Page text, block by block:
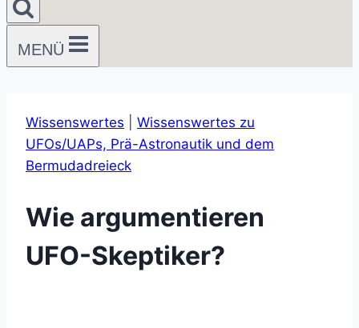
MENÜ
Wissenswertes
Wissenswertes zu
UFOs/UAPs, Prä-Astronautik und dem
Bermudadreieck
Wie argumentieren
UFO-Skeptiker?